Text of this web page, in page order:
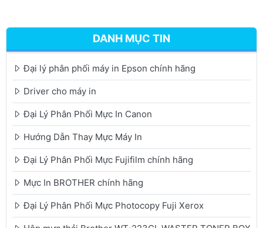
DANH MỤC TIN
Đại lý phân phối máy in Epson chính hãng
Driver cho máy in
Đại Lý Phân Phối Mực In Canon
Hướng Dẫn Thay Mực Máy In
Đại Lý Phân Phối Mực Fujifilm chính hãng
Mực In BROTHER chính hãng
Đại Lý Phân Phối Mực Photocopy Fuji Xerox